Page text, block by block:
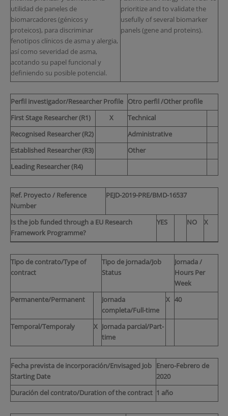
utilidad de paneles de
biomarcadores (génicos y
proteicos), para discriminar
fenotipos clínicos de asma y alergia,
así como severidad de asma,
acotando su papel funcional y
definiendo su posible potencial.
prioritize and to validate the
usefully of several biomarker
panels (gene and proteins).
Perfil investigador/Researcher Profile Otro perfil /Other profile
First Stage Researcher (R1)
X
Technical
Recognised Researcher (R2)
Administrative
Established Researcher (R3)
Other
Leading Researcher (R4)
Ref. Proyecto / Reference
Number
PEJD-2019-PRE/BMD-16537
Is the job funded through a EU Research
Framework Programme?
YES NO X
Tipo de contrato/Type of
contract
Tipo de jornada/Job
Status
Jornada /
Hours Per
Week
Permanente/Permanent
Jornada
completa/Full-time
X 40
Temporal/Temporaly X Jornada parcial/Part-
time
Fecha prevista de incorporación/Envisaged Job
Starting Date
Enero-Febrero de
2020
Duración del contrato/Duration of the contract 1 año